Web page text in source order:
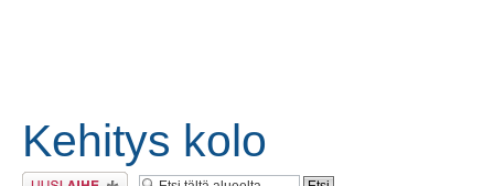
Kehitys kolo
Lähetä uusi viesti